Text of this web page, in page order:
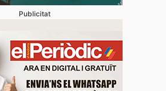
Publicitat